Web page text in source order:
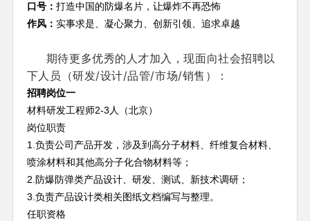
口号： 打造中国的防爆名片，让爆炸不再恐怖
作风： 实事求是、凝心聚力、创新引领、追求卓越
期待更多优秀的人才加入，现面向社会招聘以
下人员（研发/设计/品管/市场/销售）：
招聘岗位一
材料研发工程师2-3人（北京）
岗位职责
1.负责公司产品开发，涉及到高分子材料、纤维复合材料、
喷涂材料和其他高分子化合物材料等；
2.防爆防弹类产品设计、研发、测试、新技术调研；
3.负责产品设计类相关图纸文档编写与整理。
任职资格